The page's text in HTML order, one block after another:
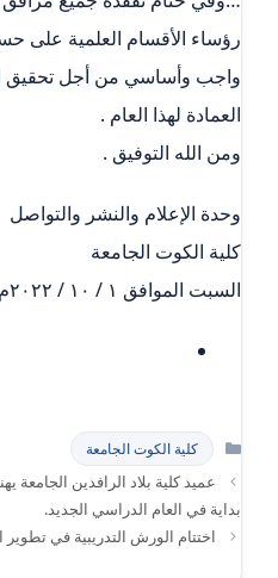
رؤساء الأقسام العلمية على
واجب وأساسي من أجل تحقيق
العمادة لهذا العام .
ومن الله التوفيق .
وحدة الإعلام والنشر والتواصل
كلية الكوت الجامعة
السبت الموافق ١ / ١٠ / ٢٠٢٢م .
التصنيفات
كلية الكوت الجامعة
عميد كلية بلاد الرافدين الجامعة
بداية في العام الدراسي الجديد.
اختتام الورش التدريبية في تطوير